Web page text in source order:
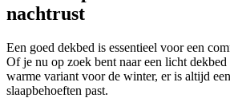
nachtrust
Een goed dekbed is essentieel voor een
Of je nu op zoek bent naar een licht
warme variant voor de winter, er is altijd
slaapbehoeften past.